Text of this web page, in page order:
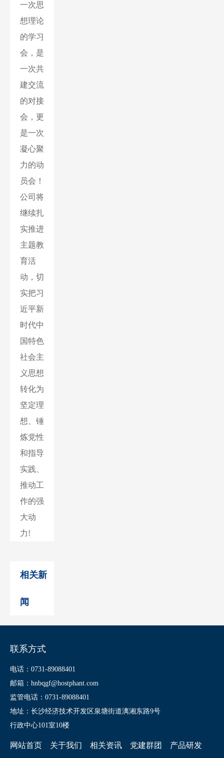
一次思
想理论
的学习
会，是
一次共
建交流
的对接
会，更
是一次
凝心聚
力的动
员会！
公司将
继续扎
实推进
主题教
育活
动，切
实把习
近平新
时代中
国特色
社会主
义思想
转化为
坚定理
想、锤
炼党性
和指导
实践、
推动工
作的强
大动
力!
相关新
闻
联系方式
电话：0731-89088401
邮箱：hnbqgf@hostphant.com
监管电话：0731-89088401
地址：长沙经济技术开发区泉塘街道漓湘东路9号
行政中心101室10楼
网站首页 关于我们 相关资讯 党建群团 产品研发